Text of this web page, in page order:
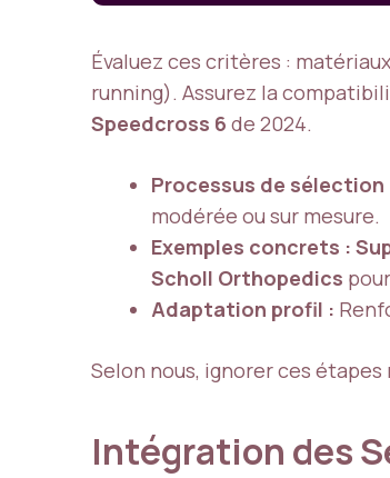
Évaluez ces critères :
running). Assurez la
Speedcross 6 de 2024.
Processus de sélection
modérée ou sur mesure.
Exemples concrets :
Scholl Orthopedics
Adaptation profil :
Selon nous, ignorer ces
Intégration des